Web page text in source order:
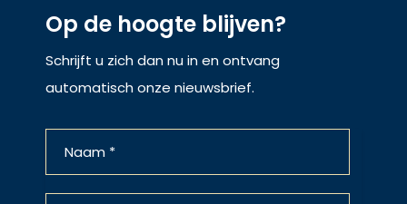
Op de hoogte blijven?
Schrijft u zich dan nu in en ontvang
automatisch onze nieuwsbrief.